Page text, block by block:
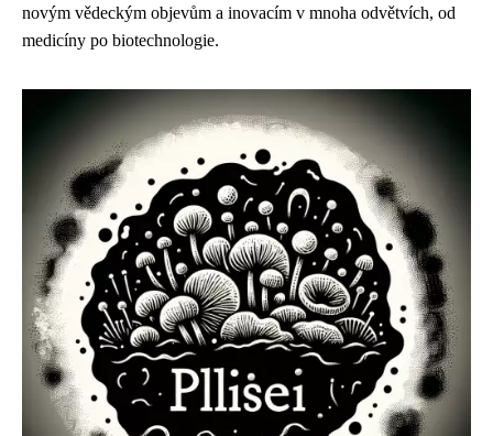
novým vědeckým objevům a inovacím v mnoha odvětvích, od
medicíny po biotechnologie.